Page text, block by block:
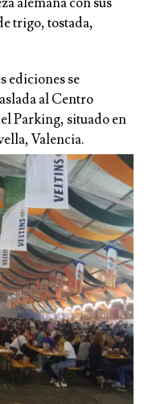
trigo, tostada,
ediciones se
al Centro
Parking, situado en
Valencia.